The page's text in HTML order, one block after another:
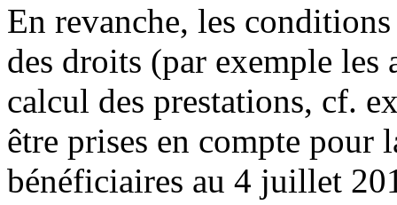
En revanche, les
des droits (par exemple les
calcul des prestations, cf.
être prises en compte pour
bénéficiaires au 4 juillet